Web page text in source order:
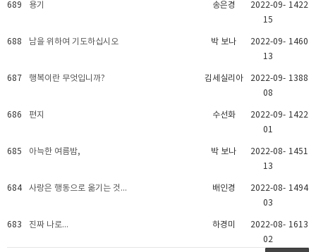
689 용기 송은경
2022-09-
15
1422
688 남을 위하여 기도하십시오 박 보나
2022-09-
13
1460
687 행복이란 무엇입니까? 김세실리아
2022-09-
08
1388
686 편지 수선화
2022-09-
01
1422
685 아늑한 여름밤, 박 보나
2022-08-
13
1451
684 사랑은 행동으로 옮기는 것... 배인경
2022-08-
03
1494
683 진짜 나로... 하경미
2022-08-
02
1613